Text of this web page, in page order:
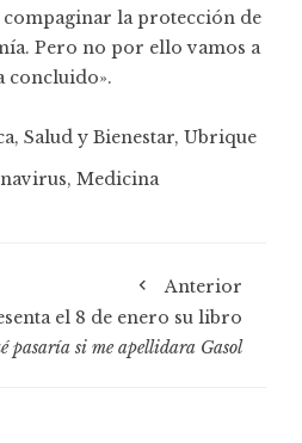
compaginar la protección de
Pero no por ello vamos a
concluido».
, Salud y Bienestar, Ubrique
, Medicina
Anterior
el 8 de enero su libro
pasaría si me apellidara Gasol